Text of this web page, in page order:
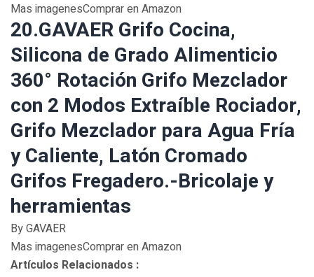
Mas imagenesComprar en Amazon
20.GAVAER Grifo Cocina,
Silicona de Grado Alimenticio
360° Rotación Grifo Mezclador
con 2 Modos Extraíble Rociador,
Grifo Mezclador para Agua Fría
y Caliente, Latón Cromado
Grifos Fregadero.-Bricolaje y
herramientas
By GAVAER
Mas imagenesComprar en Amazon
Artículos Relacionados :